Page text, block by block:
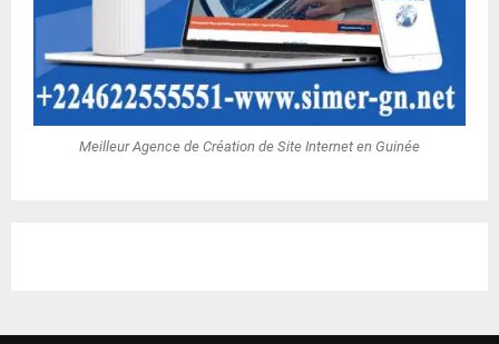
Meilleur Agence de Création de Site Internet en Guinée